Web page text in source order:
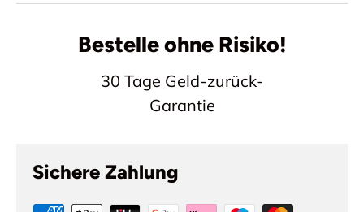
Bestelle ohne Risiko!
30 Tage Geld-zurück-
Garantie
Sichere Zahlung